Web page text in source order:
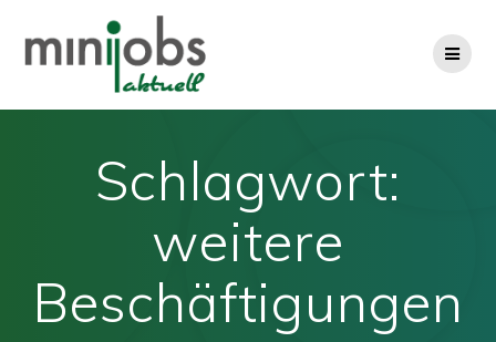
Schlagwort:
weitere
Beschäftigungen